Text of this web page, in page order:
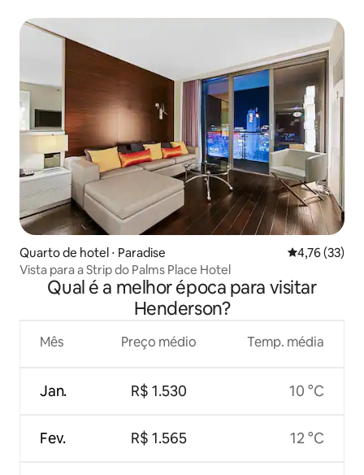
Quarto de hotel ⋅ Paradise 4,76 de uma
4,76 (33)
Vista para a Strip do Palms Place Hotel
Qual é a melhor época para visitar
Henderson?
Mês
Jan.
Fev.
Preço médio
R$ 1.530
R$ 1.565
Temp. média
10 °C
12 °C